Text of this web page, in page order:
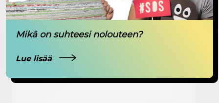
Mikä on suhteesi nolouteen?
Lue lisää